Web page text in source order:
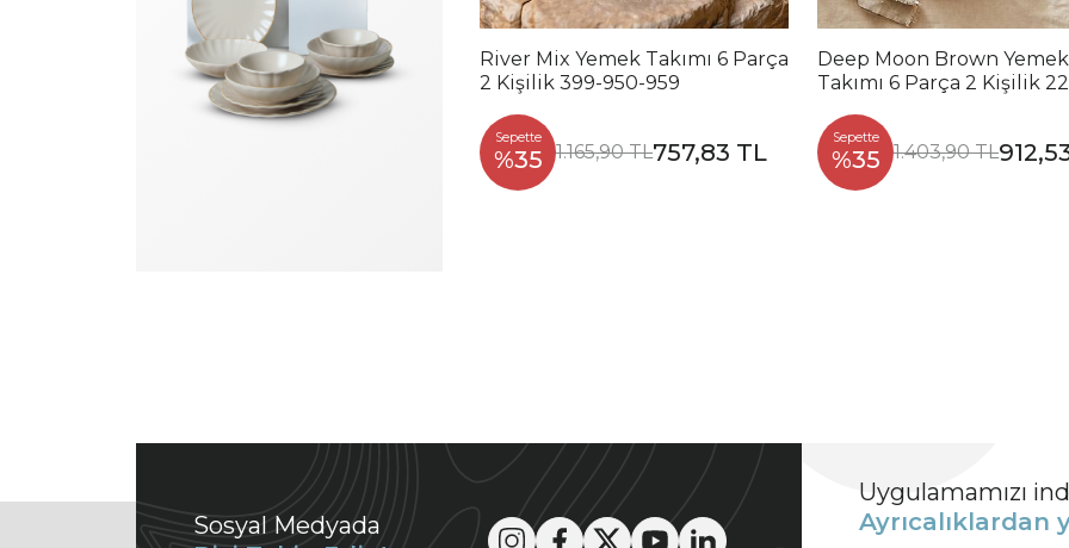
River Mix Yemek Takımı 6 Parça
2 Kişilik 399-950-959
Sepette
%35 1.165,90 TL757,83 TL
Deep Moon Brown Yemek
Takımı 6 Parça 2 Kişilik
Sepette
%35 1.403,90 TL
Sosyal Medyada
Uygulamamızı
Ayrıcalıklardan